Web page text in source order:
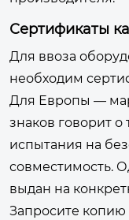
Сертификаты
Для ввоза
необходим
Для Европы —
знаков говорит о
испытания на
совместимость.
выдан на
Запросите копию